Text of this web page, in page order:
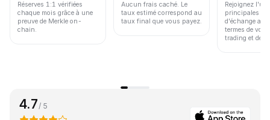
Réserves 1:1 vérifiées
chaque mois grâce à une
preuve de Merkle on-
chain.
Aucun frais caché. Le
taux estimé correspond au
taux final que vous payez.
Rejoignez
principales
d'échange au
termes de
trading et de
4.7/ 5